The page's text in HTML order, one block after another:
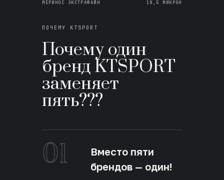
МЕРИНОС ЭКСТРАФАЙН 18,5 МИКРОН
ПОЧЕМУ KTSPORT
Почему один
бренд KTSPORT
заменяет
пять???
01
Вместо пяти
брендов — один!